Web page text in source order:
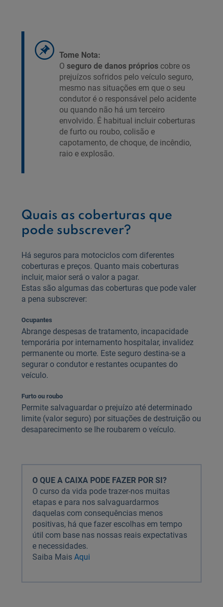
Tome Nota:
O seguro de danos próprioscobre os
prejuízos sofridos pelo veículo seguro,
mesmo nas situações em que o seu
condutor é o responsável pelo acidente
ou quando não há um terceiro
envolvido. É habitual incluir coberturas
de furto ou roubo, colisão e
capotamento, de choque, de incêndio,
raio e explosão.
Quais as coberturas que
pode subscrever?
Há seguros para motociclos com diferentes
coberturas e preços. Quanto mais coberturas
incluir, maior será o valor a pagar.
Estas são algumas das coberturas que pode valer
a pena subscrever:
Ocupantes
Abrange despesas de tratamento, incapacidade
temporária por internamento hospitalar, invalidez
permanente ou morte. Este seguro destina-se a
segurar o condutor e restantes ocupantes do
veículo.
Furto ou roubo
Permite salvaguardar o prejuízo até determinado
limite (valor seguro) por situações de destruição ou
desaparecimento se lhe roubarem o veículo.
O QUE A CAIXA PODE FAZER POR SI?
O curso da vida pode trazer-nos muitas
etapas e para nos salvaguardarmos
daquelas com consequências menos
positivas, há que fazer escolhas em tempo
útil com base nas nossas reais expectativas
e necessidades.
Saiba Mais Aqui